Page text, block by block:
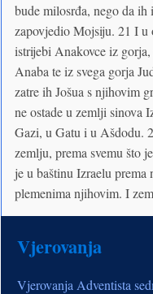
bude milosrđa, nego da
zapovjedio Mojsiju. 21 I u
istrijebi Anakovce iz
Anaba te iz svega gorja
zatre ih Jošua s njihovim
ne ostade u zemlji sinova
Gazi, u Gatu i u Ašdodu.
zemlju, prema svemu što
je u baštinu Izraelu
plemenima njihovim. I
Vjerovanja
Vjerovanja Adventista